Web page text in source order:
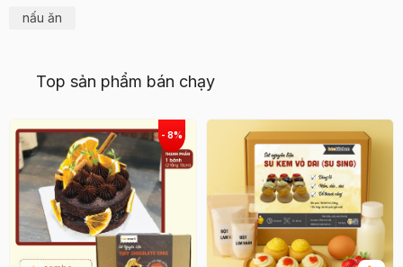
nấu ăn
Top sản phẩm bán chạy